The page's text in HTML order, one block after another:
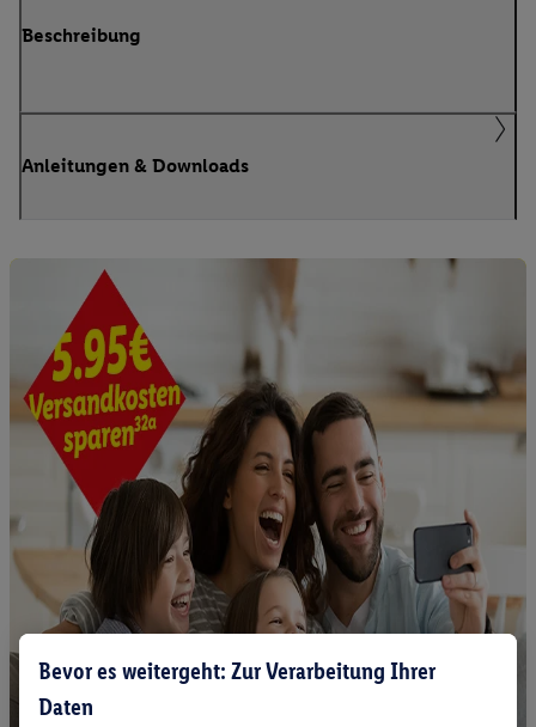
Beschreibung
Anleitungen & Downloads
Bevor es weitergeht: Zur Verarbeitung Ihrer
Daten